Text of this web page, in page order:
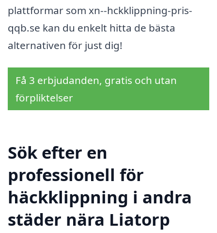
plattformar som xn--hckklippning-pris-
qqb.se kan du enkelt hitta de bästa
alternativen för just dig!
Få 3 erbjudanden, gratis och utan
förpliktelser
Sök efter en
professionell för
häckklippning i andra
städer nära Liatorp